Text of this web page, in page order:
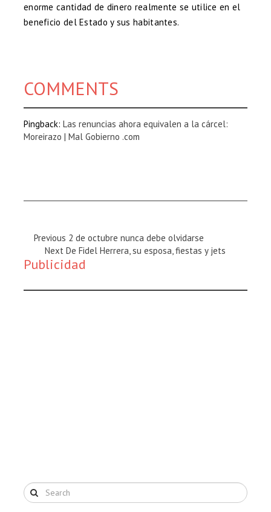
enorme cantidad de dinero realmente se utilice en el
beneficio del Estado y sus habitantes.
COMMENTS
Pingback: Las renuncias ahora equivalen a la cárcel:
Moreirazo | Mal Gobierno .com
Previous
Magazine
:
Previous 2 de octubre nunca debe olvidarse
Next
Magazine
Next De Fidel Herrera, su esposa, fiestas y jets
Publicidad